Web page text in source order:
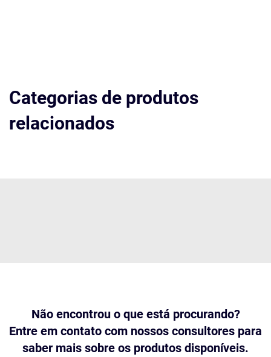
Categorias de produtos
relacionados
Não encontrou o que está procurando?
Entre em contato com nossos consultores para
saber mais sobre os produtos disponíveis.